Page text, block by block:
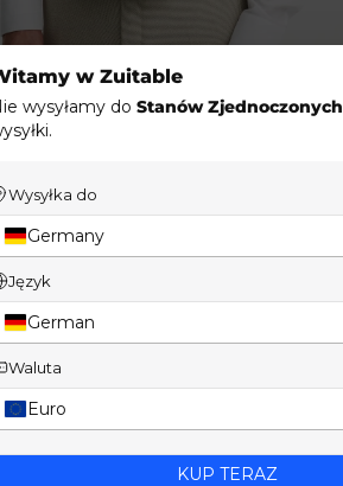
rozmiaru?
i w ciągu kilku sekund otrzymaj
lub garnituru.
w Zuitable
wysyłamy do Stanów Zjednoczonych
Wysyłka do
Germany
Język
German
Waluta
Euro
KUP TERAZ